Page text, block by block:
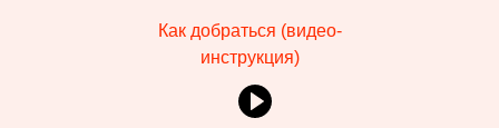
Как добраться (видео-
инструкция)